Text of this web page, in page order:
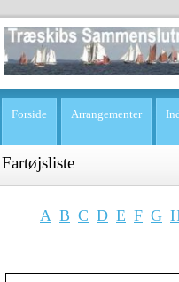
Forside Arrangementer
Fartøjsliste
A B C D E F G